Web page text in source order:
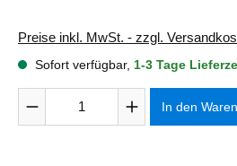
Preise inkl. MwSt. - zzgl.
Sofort verfügbar, 1-3 Tage
Produkt Anzahl: Gib den
In den